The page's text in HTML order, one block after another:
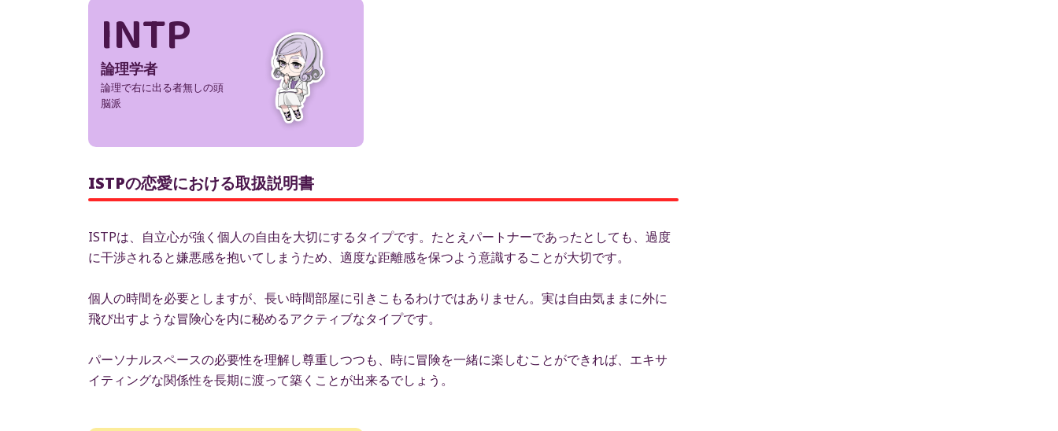
INTP
論理学者
論理で右に出る者無しの頭
脳派
ISTPの恋愛における取扱説明書
ISTPは、自立心が強く個人の自由を大切にするタイプです。たとえパートナーであったとしても、過度
に干渉されると嫌悪感を抱いてしまうため、適度な距離感を保つよう意識することが大切です。
個人の時間を必要としますが、長い時間部屋に引きこもるわけではありません。実は自由気ままに外に
飛び出すような冒険心を内に秘めるアクティブなタイプです。
パーソナルスペースの必要性を理解し尊重しつつも、時に冒険を一緒に楽しむことができれば、エキサ
イティングな関係性を長期に渡って築くことが出来るでしょう。